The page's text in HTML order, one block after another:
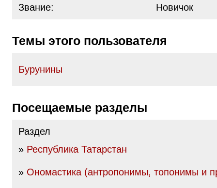
Звание:
Новичок
Темы этого пользователя
Бурунины
Посещаемые разделы
Раздел
» Республика Татарстан
» Ономастика (антропонимы, топонимы и